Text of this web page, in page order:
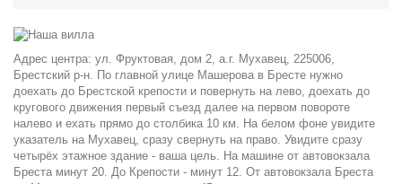
Адрес центра: ул. Фруктовая, дом 2, а.г. Мухавец, 225006,
Брестский р-н. По главной улице Машерова в Бресте нужно
доехать до Брестской крепости и повернуть на лево, доехать до
кругового движения первый съезд далее на первом повороте
налево и ехать прямо до столбика 10 км. На белом фоне увидите
указатель на Мухавец, сразу свернуть на право. Увидите сразу
четырёх этажное здание - ваша цель. На машине от автовокзала
Бреста минут 20. До Крепости - минут 12. От автовокзала Бреста